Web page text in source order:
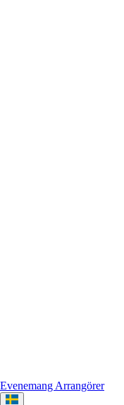
Evenemang Arrangörer